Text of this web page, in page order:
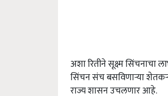
अशा रितीने सूक्ष्म सिंचनाचा
सिंचन संच बसविणाऱ्या
राज्य शासन उचलणार आहे.